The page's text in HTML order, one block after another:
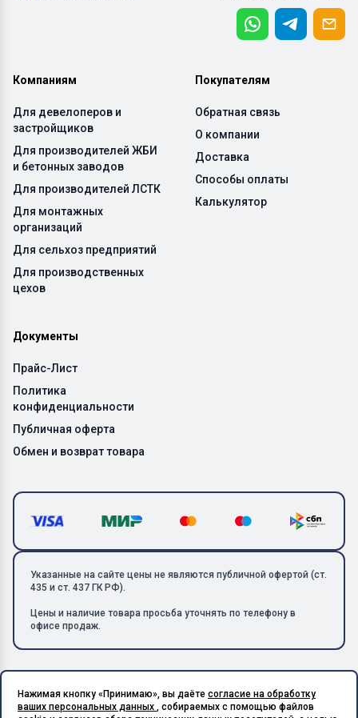
Компаниям
Для девелоперов и
застройщиков
Для производителей ЖБИ
и бетонных заводов
Для производителей ЛСТК
Для монтажных
организаций
Для сельхоз предприятий
Для производственных
цехов
Покупателям
Обратная связь
О компании
Доставка
Способы оплаты
Калькулятор
Документы
Прайс-Лист
Политика
конфиденциальности
Публичная оферта
Обмен и возврат товара
Указанные на сайте цены не являются публичной офертой (ст.
435 и ст. 437 ГК РФ).
Цены и наличие товара просьба уточнять по телефону в
офисе продаж.
Copyright © 2026 ООО «Металлолом-1». Все права защищены.
Нажимая кнопку «Принимаю», вы даёте согласие на обработку
ваших персональных данных , собираемых с помощью файлов